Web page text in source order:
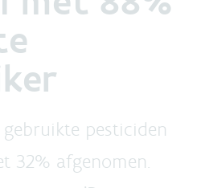
gebruikte pesticiden
32% afgenomen.